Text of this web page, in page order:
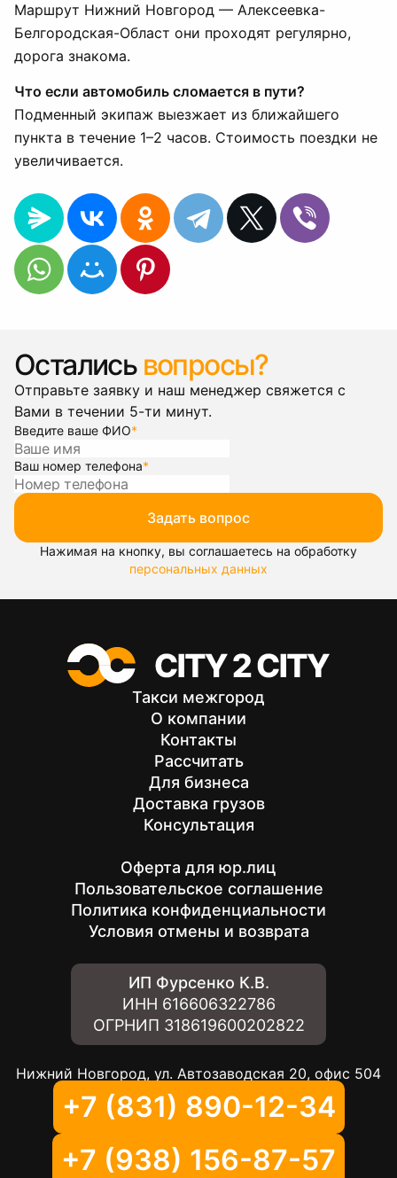
Маршрут Нижний Новгород — Алексеевка-
Белгородская-Област они проходят регулярно,
дорога знакома.
Что если автомобиль сломается в пути?
Подменный экипаж выезжает из ближайшего
пункта в течение 1–2 часов. Стоимость поездки не
увеличивается.
Остались вопросы?
Отправьте заявку и наш менеджер свяжется с
Вами в течении 5-ти минут.
Введите ваше ФИО*
Ваш номер телефона*
Задать вопрос
Нажимая на кнопку, вы соглашаетесь на обработку
персональных данных
Такси межгород
О компании
Контакты
Рассчитать
Для бизнеса
Доставка грузов
Консультация
Оферта для юр.лиц
Пользовательское соглашение
Политика конфиденциальности
Условия отмены и возврата
ИП Фурсенко К.В.
ИНН 616606322786
ОГРНИП 318619600202822
Нижний Новгород, ул. Автозаводская 20, офис 504
+7 (831) 890-12-34
+7 (938) 156-87-57